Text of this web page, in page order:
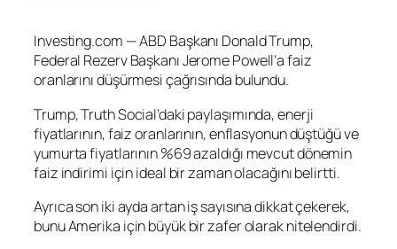
Investing.com — ABD Başkanı Donald Trump,
Federal Rezerv Başkanı Jerome Powell’a faiz
oranlarını düşürmesi çağrısında bulundu.
Trump, Truth Social’daki paylaşımında, enerji
fiyatlarının, faiz oranlarının, enflasyonun düştüğü ve
yumurta fiyatlarının %69 azaldığı mevcut dönemin
faiz indirimi için ideal bir zaman olacağını belirtti.
Ayrıca son iki ayda artan iş sayısına dikkat çekerek,
bunu Amerika için büyük bir zafer olarak nitelendirdi.